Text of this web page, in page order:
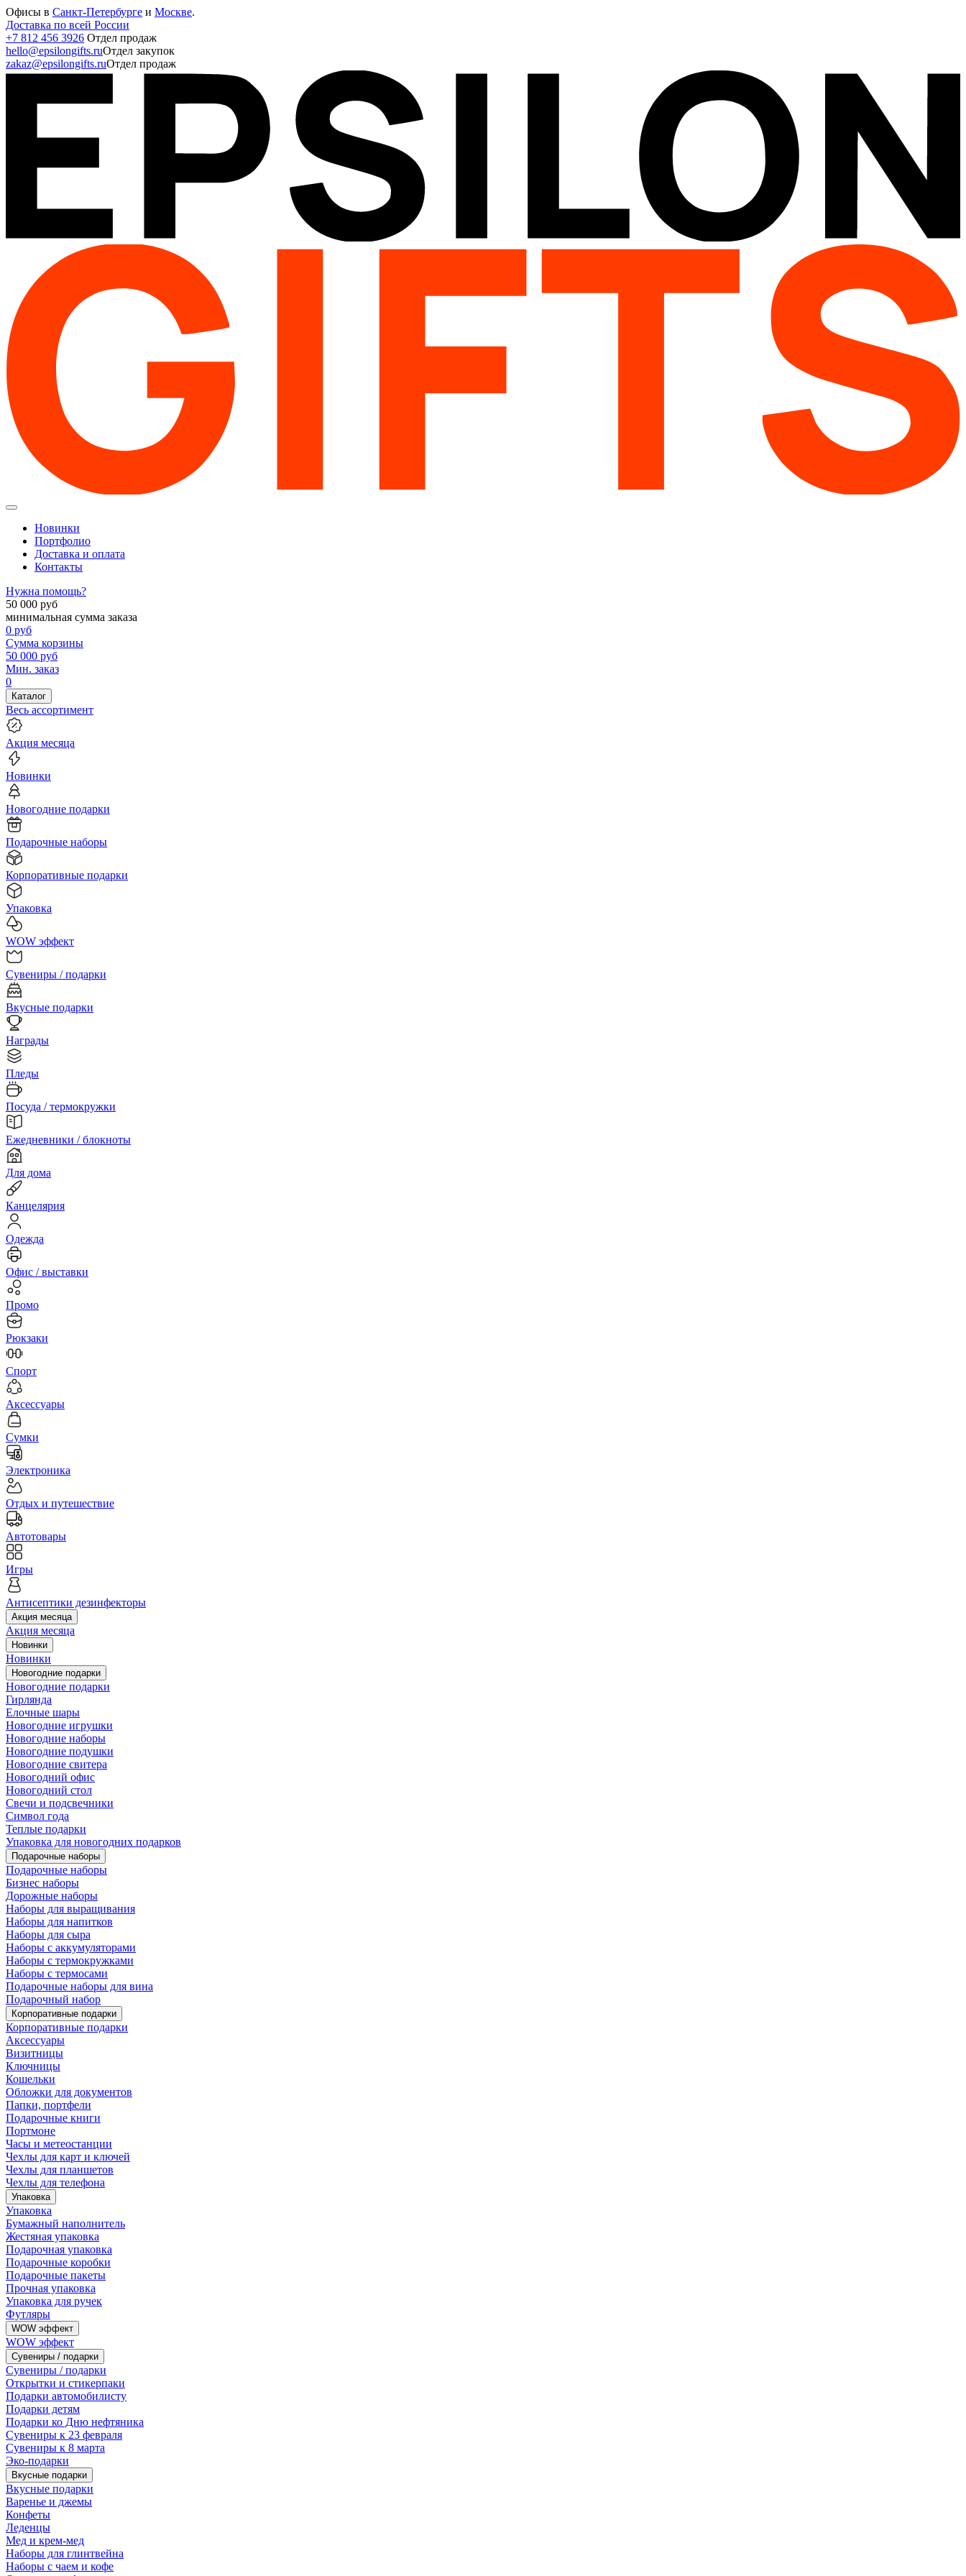
Офисы в Санкт-Петербурге и Москве.
Доставка по всей России
+7 812 456 3926 Отдел продаж
hello@epsilongifts.ruОтдел закупок
zakaz@epsilongifts.ruОтдел продаж
Новинки
Портфолио
Доставка и оплата
Контакты
Нужна помощь?
50 000 руб
минимальная сумма заказа
0 руб
Сумма корзины
50 000 руб
Мин. заказ
0
Каталог
Весь ассортимент
Акция месяца
Новинки
Новогодние подарки
Подарочные наборы
Корпоративные подарки
Упаковка
WOW эффект
Сувениры / подарки
Вкусные подарки
Награды
Пледы
Посуда / термокружки
Ежедневники / блокноты
Для дома
Канцелярия
Одежда
Офис / выставки
Промо
Рюкзаки
Спорт
Аксессуары
Сумки
Электроника
Отдых и путешествие
Автотовары
Игры
Антисептики дезинфекторы
Акция месяца
Акция месяца
Новинки
Новинки
Новогодние подарки
Новогодние подарки
Гирлянда
Елочные шары
Новогодние игрушки
Новогодние наборы
Новогодние подушки
Новогодние свитера
Новогодний офис
Новогодний стол
Свечи и подсвечники
Символ года
Теплые подарки
Упаковка для новогодних подарков
Подарочные наборы
Подарочные наборы
Бизнес наборы
Дорожные наборы
Наборы для выращивания
Наборы для напитков
Наборы для сыра
Наборы с аккумуляторами
Наборы с термокружками
Наборы с термосами
Подарочные наборы для вина
Подарочный набор
Корпоративные подарки
Корпоративные подарки
Аксессуары
Визитницы
Ключницы
Кошельки
Обложки для документов
Папки, портфели
Подарочные книги
Портмоне
Часы и метеостанции
Чехлы для карт и ключей
Чехлы для планшетов
Чехлы для телефона
Упаковка
Упаковка
Бумажный наполнитель
Жестяная упаковка
Подарочная упаковка
Подарочные коробки
Подарочные пакеты
Прочная упаковка
Упаковка для ручек
Футляры
WOW эффект
WOW эффект
Сувениры / подарки
Сувениры / подарки
Открытки и стикерпаки
Подарки автомобилисту
Подарки детям
Подарки ко Дню нефтяника
Сувениры к 23 февраля
Сувениры к 8 марта
Эко-подарки
Вкусные подарки
Вкусные подарки
Варенье и джемы
Конфеты
Леденцы
Мед и крем-мед
Наборы для глинтвейна
Наборы с чаем и кофе